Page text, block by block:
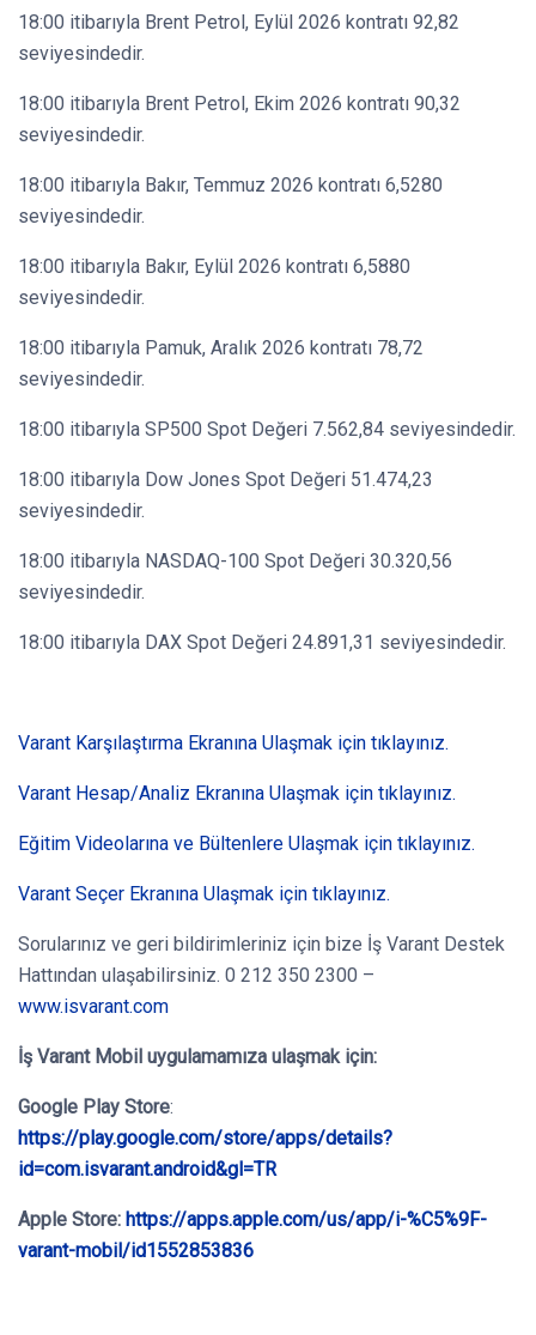
18:00 itibarıyla Brent Petrol, Eylül 2026 kontratı 92,82
seviyesindedir.
18:00 itibarıyla Brent Petrol, Ekim 2026 kontratı 90,32
seviyesindedir.
18:00 itibarıyla Bakır, Temmuz 2026 kontratı 6,5280
seviyesindedir.
18:00 itibarıyla Bakır, Eylül 2026 kontratı 6,5880
seviyesindedir.
18:00 itibarıyla Pamuk, Aralık 2026 kontratı 78,72
seviyesindedir.
18:00 itibarıyla SP500 Spot Değeri 7.562,84 seviyesindedir.
18:00 itibarıyla Dow Jones Spot Değeri 51.474,23
seviyesindedir.
18:00 itibarıyla NASDAQ-100 Spot Değeri 30.320,56
seviyesindedir.
18:00 itibarıyla DAX Spot Değeri 24.891,31 seviyesindedir.
Varant Karşılaştırma Ekranına Ulaşmak için tıklayınız.
Varant Hesap/Analiz Ekranına Ulaşmak için tıklayınız.
Eğitim Videolarına ve Bültenlere Ulaşmak için tıklayınız.
Varant Seçer Ekranına Ulaşmak için tıklayınız.
Sorularınız ve geri bildirimleriniz için bize İş Varant Destek
Hattından ulaşabilirsiniz. 0 212 350 2300 –
www.isvarant.com
İş Varant Mobil uygulamamıza ulaşmak için:
Google Play Store:
https://play.google.com/store/apps/details?
id=com.isvarant.android&gl=TR
Apple Store: https://apps.apple.com/us/app/i-%C5%9F-
varant-mobil/id1552853836